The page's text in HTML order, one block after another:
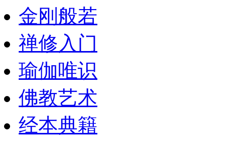
金刚般若
禅修入门
瑜伽唯识
佛教艺术
经本典籍